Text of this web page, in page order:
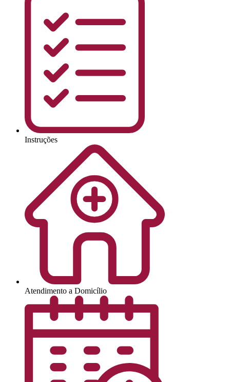
Instruções
Atendimento a Domicílio